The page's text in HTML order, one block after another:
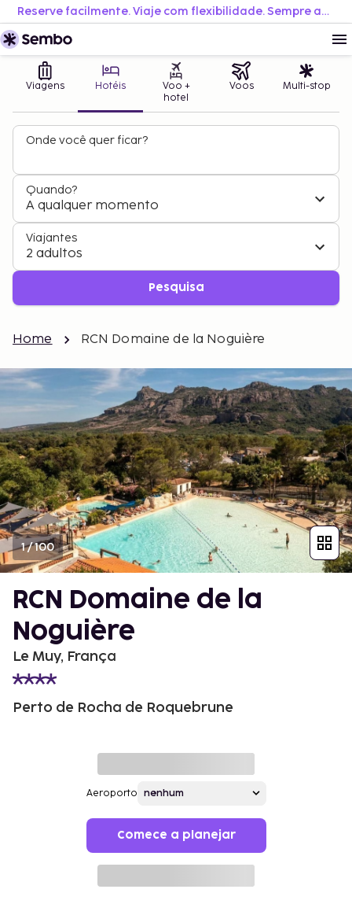
Reserve facilmente. Viaje com flexibilidade. Sempre ao melhor preço.
Viagens Hotéis
Voo +
hotel
Voos Multi-stop
Onde você quer ficar?
Quando?
A qualquer momento
Viajantes
2 adultos
Pesquisa
Home RCN Domaine de la Noguière
1/100
RCN Domaine de la
Noguière
Le Muy, França
Perto de Rocha de Roquebrune
Aeroporto
Comece a planejar